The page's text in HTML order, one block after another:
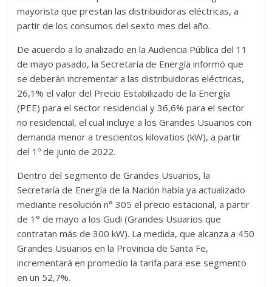
mayorista que prestan las distribuidoras eléctricas, a
partir de los consumos del sexto mes del año.
De acuerdo a lo analizado en la Audiencia Pública del 11
de mayo pasado, la Secretaría de Energía informó que
se deberán incrementar a las distribuidoras eléctricas,
26,1% el valor del Precio Estabilizado de la Energía
(PEE) para el sector residencial y 36,6% para el sector
no residencial, el cual incluye a los Grandes Usuarios con
demanda menor a trescientos kilovatios (kW), a partir
del 1º de junio de 2022.
Dentro del segmento de Grandes Usuarios, la
Secretaría de Energía de la Nación había ya actualizado
mediante resolución n° 305 el precio estacional, a partir
de 1° de mayo a los Gudi (Grandes Usuarios que
contratan más de 300 kW). La medida, que alcanza a 450
Grandes Usuarios en la Provincia de Santa Fe,
incrementará en promedio la tarifa para ese segmento
en un 52,7%.